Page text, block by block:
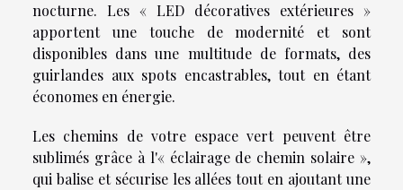
nocturne. Les « LED décoratives extérieures »
apportent une touche de modernité et sont
disponibles dans une multitude de formats, des
guirlandes aux spots encastrables, tout en étant
économes en énergie.
Les chemins de votre espace vert peuvent être
sublimés grâce à l'« éclairage de chemin solaire »,
qui balise et sécurise les allées tout en ajoutant une